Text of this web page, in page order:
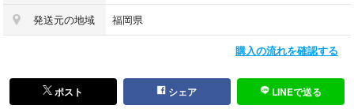
発送元の地域 福岡県
購入の流れを確認する
ポスト シェア LINEで送る